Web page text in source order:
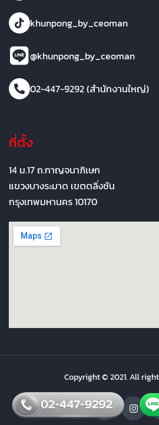
khunpong_by_ceoman
@khunpong_by_ceoman
02-447-9292 (สำนักงานใหญ่)
ที่ตั้ง
14 ม.17 ถ.กาญจนาภิเษก
แขวงบางระมาด เขตตลิ่งชัน
กรุงเทพมหานคร 10170
Copyright © 2021. All